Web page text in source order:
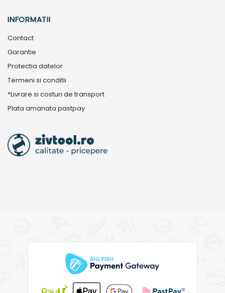
INFORMATII
Contact
Garantie
Protectia datelor
Termeni si conditii
*Livrare si costuri de transport
Plata amanata pastpay